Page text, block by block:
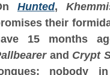
Hunted,
their
15 months
and Crypt
nobody